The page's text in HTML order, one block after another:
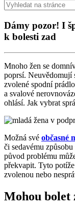
Dámy pozor! I
k bolesti zad
Mnoho žen se
poprsí. Neuvědomují
zvolené spodní
a svalové
ohlásí. Jak vybrat
Možná své občasné
či sedavému
původ problému
překvapit. Tyto
zvolenou nebo
Mohou bolet